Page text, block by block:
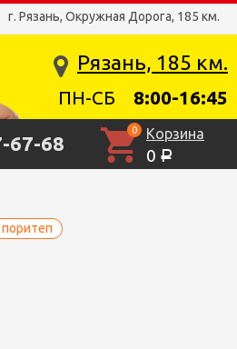
г. Рязань, Окружная Дорога, 185 км.
Рязань, 185 км.
ПН-СБ 8:00-16:45
67-68
0 Корзина
0 Р
поритеп